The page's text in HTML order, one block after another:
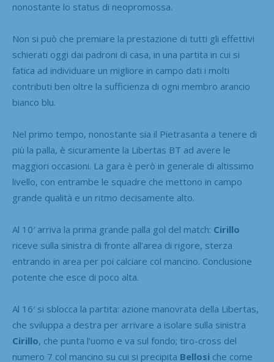
nonostante lo status di neopromossa.
Non si può che premiare la prestazione di tutti gli effettivi
schierati oggi dai padroni di casa, in una partita in cui si
fatica ad individuare un migliore in campo dati i molti
contributi ben oltre la sufficienza di ogni membro arancio
bianco blu.
Nel primo tempo, nonostante sia il Pietrasanta a tenere di
più la palla, è sicuramente la Libertas BT ad avere le
maggiori occasioni. La gara è però in generale di altissimo
livello, con entrambe le squadre che mettono in campo
grande qualità e un ritmo decisamente alto.
Al 10′ arriva la prima grande palla gol del match: Cirillo
riceve sulla sinistra di fronte all’area di rigore, sterza
entrando in area per poi calciare col mancino. Conclusione
potente che esce di poco alta.
Al 16′ si sblocca la partita: azione manovrata della Libertas,
che sviluppa a destra per arrivare a isolare sulla sinistra
Cirillo, che punta l’uomo e va sul fondo; tiro-cross del
numero 7 col mancino su cui si precipita Bellosi che come